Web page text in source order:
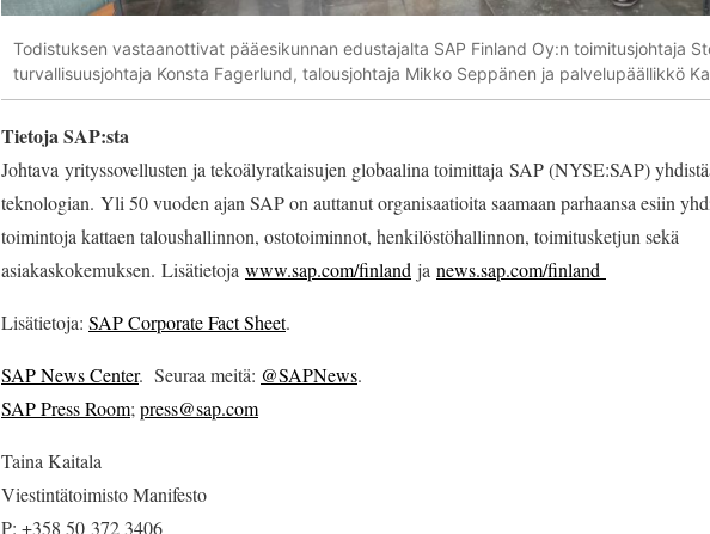
Todistuksen vastaanottivat pääesikunnan edustajalta SAP Finland Oy:n toimitusjohtaja
turvallisuusjohtaja Konsta Fagerlund, talousjohtaja Mikko Seppänen ja palvelupäällikkö
Tietoja SAP:sta
Johtava yrityssovellusten ja tekoälyratkaisujen globaalina toimittaja SAP (NYSE:SAP)
teknologian. Yli 50 vuoden ajan SAP on auttanut organisaatioita saamaan parhaansa esiin
toimintoja kattaen taloushallinnon, ostotoiminnot, henkilöstöhallinnon, toimitusketjun sekä
asiakaskokemuksen. Lisätietoja www.sap.com/finland ja news.sap.com/finland
Lisätietoja: SAP Corporate Fact Sheet.
SAP News Center. Seuraa meitä: @SAPNews.
SAP Press Room; press@sap.com
Taina Kaitala
Viestintätoimisto Manifesto
P: +358 50 372 3406